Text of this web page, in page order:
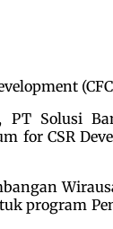
PT Solusi
CSR
program